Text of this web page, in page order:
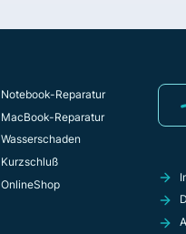
Notebook-Reparatur
MacBook-Reparatur
Wasserschaden
Kurzschluß
OnlineShop